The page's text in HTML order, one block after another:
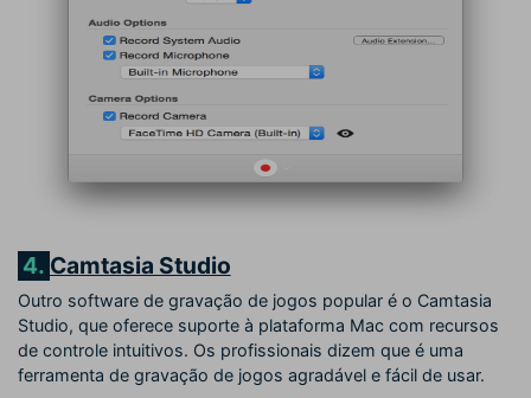
4. Camtasia Studio
Outro software de gravação de jogos popular é o Camtasia
Studio, que oferece suporte à plataforma Mac com recursos
de controle intuitivos. Os profissionais dizem que é uma
ferramenta de gravação de jogos agradável e fácil de usar.